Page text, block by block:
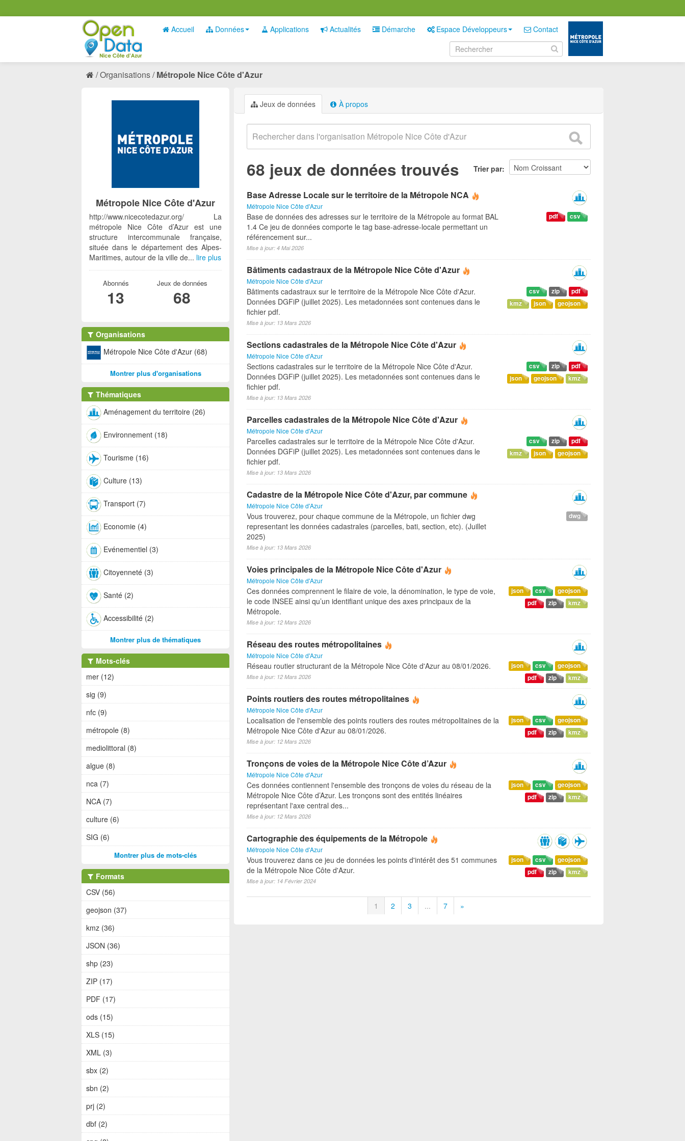
Accueil Données Applications Actualités Démarche Espace Développeurs Contact
Organisations Métropole Nice Côte d'Azur
Jeux de données À propos
Trier par
68 jeux de données trouvés
Base Adresse Locale sur le territoire de la Métropole NCA
Métropole Nice Côte d'Azur
csv
pdf
Base de données des adresses sur le territoire de la Métropole au format BAL
1.4 Ce jeu de données comporte le tag base-adresse-locale permettant un
référencement sur...
Mise à jour: 4 Mai 2026
Bâtiments cadastraux de la Métropole Nice Côte d'Azur
Métropole Nice Côte d'Azur
pdf
zip
csv
geojson
json
kmz
Bâtiments cadastraux sur le territoire de la Métropole Nice Côte d'Azur.
Données DGFiP (juillet 2025). Les metadonnées sont contenues dans le
fichier pdf.
Mise à jour: 13 Mars 2026
Sections cadastrales de la Métropole Nice Côte d'Azur
Métropole Nice Côte d'Azur
pdf
zip
csv
kmz
geojson
json
Sections cadastrales sur le territoire de la Métropole Nice Côte d'Azur.
Données DGFiP (juillet 2025). Les metadonnées sont contenues dans le
fichier pdf.
Mise à jour: 13 Mars 2026
Parcelles cadastrales de la Métropole Nice Côte d'Azur
Métropole Nice Côte d'Azur
pdf
zip
csv
geojson
json
kmz
Parcelles cadastrales sur le territoire de la Métropole Nice Côte d'Azur.
Données DGFiP (juillet 2025). Les metadonnées sont contenues dans le
fichier pdf.
Mise à jour: 13 Mars 2026
Cadastre de la Métropole Nice Côte d'Azur, par commune
Métropole Nice Côte d'Azur
dwg
Vous trouverez, pour chaque commune de la Métropole, un fichier dwg
representant les données cadastrales (parcelles, bati, section, etc). (Juillet
2025)
Mise à jour: 13 Mars 2026
Voies principales de la Métropole Nice Côte d'Azur
Métropole Nice Côte d'Azur
geojson
csv
json
kmz
zip
pdf
Ces données comprennent le filaire de voie, la dénomination, le type de voie,
le code INSEE ainsi qu’un identifiant unique des axes principaux de la
Métropole.
Mise à jour: 12 Mars 2026
Réseau des routes métropolitaines
Métropole Nice Côte d'Azur
geojson
csv
json
kmz
zip
pdf
Réseau routier structurant de la Métropole Nice Côte d'Azur au 08/01/2026.
Mise à jour: 12 Mars 2026
Points routiers des routes métropolitaines
Métropole Nice Côte d'Azur
geojson
csv
json
kmz
zip
pdf
Localisation de l'ensemble des points routiers des routes métropolitaines de la
Métropole Nice Côte d'Azur au 08/01/2026.
Mise à jour: 12 Mars 2026
Tronçons de voies de la Métropole Nice Côte d’Azur
Métropole Nice Côte d'Azur
geojson
csv
json
kmz
zip
pdf
Ces données contiennent l'ensemble des tronçons de voies du réseau de la
Métropole Nice Côte d’Azur. Les tronçons sont des entités linéaires
représentant l'axe central des...
Mise à jour: 12 Mars 2026
Cartographie des équipements de la Métropole
Métropole Nice Côte d'Azur
geojson
csv
json
kmz
zip
pdf
Vous trouverez dans ce jeu de données les points d'intérêt des 51 communes
de la Métropole Nice Côte d'Azur.
Mise à jour: 14 Février 2024
1 2 3 ... 7 »
Métropole Nice Côte d'Azur
http://www.nicecotedazur.org/ La
métropole Nice Côte d’Azur est une
structure intercommunale française,
située dans le département des Alpes-
Maritimes, autour de la ville de... lire plus
Abonnés
13
Jeux de données
68
Organisations
Métropole Nice Côte d'Azur (68)
Montrer plus d'organisations
Thématiques
Aménagement du territoire (26)
Environnement (18)
Tourisme (16)
Culture (13)
Transport (7)
Economie (4)
Evénementiel (3)
Citoyenneté (3)
Santé (2)
Accessibilité (2)
Montrer plus de thématiques
Mots-clés
mer (12)
sig (9)
nfc (9)
métropole (8)
mediolittoral (8)
algue (8)
nca (7)
NCA (7)
culture (6)
SIG (6)
Montrer plus de mots-clés
Formats
CSV (56)
geojson (37)
kmz (36)
JSON (36)
shp (23)
ZIP (17)
PDF (17)
ods (15)
XLS (15)
XML (3)
sbx (2)
sbn (2)
prj (2)
dbf (2)